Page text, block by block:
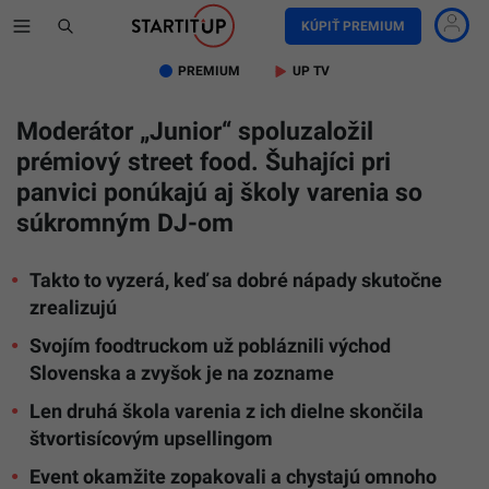
KÚPIŤ PREMIUM
PREMIUM UP TV
Moderátor „Junior“ spoluzaložil
prémiový street food. Šuhajíci pri
panvici ponúkajú aj školy varenia so
súkromným DJ-om
Takto to vyzerá, keď sa dobré nápady skutočne
zrealizujú
Svojím foodtruckom už pobláznili východ
Slovenska a zvyšok je na zozname
Len druhá škola varenia z ich dielne skončila
štvortisícovým upsellingom
Event okamžite zopakovali a chystajú omnoho